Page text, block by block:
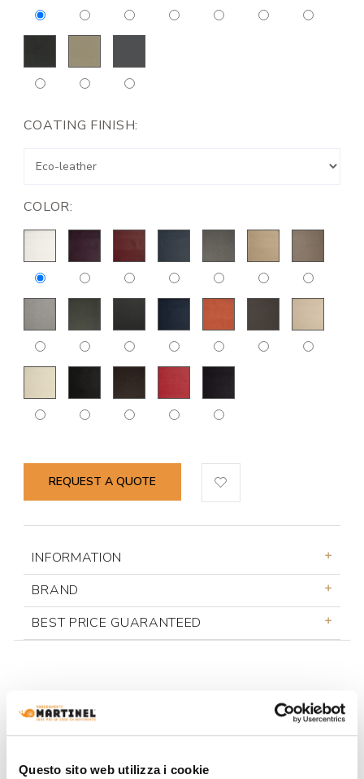
Questo sito web utilizza i cookie
COATING FINISH:
COLOR:
REQUEST A QUOTE
INFORMATION
BRAND
BEST PRICE GUARANTEED
YOU MAY ALSO LIKE